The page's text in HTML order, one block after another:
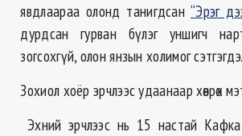
явдлаараа олонд танигдсан “Эрэг
дурдсан гурван бүлэг уншигч
зогсохгүй, олон янзын холимог
Зохиол хоёр эрчлээс удаанаар хөврөх
Эхний эрчлээс нь 15 настай